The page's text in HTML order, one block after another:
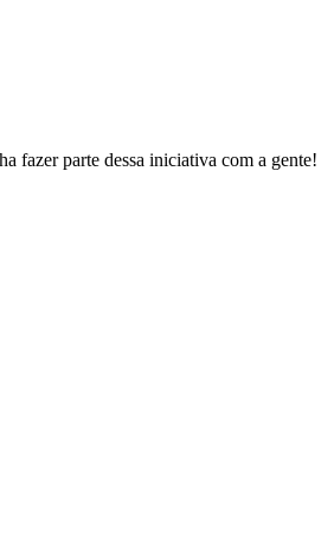
fazer parte dessa iniciativa com a gente!